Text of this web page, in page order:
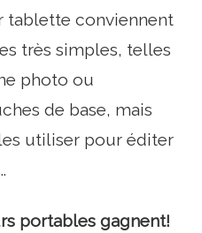
tablette conviennent
très simples, telles
photo ou
de base, mais
utiliser pour éditer
portables gagnent!